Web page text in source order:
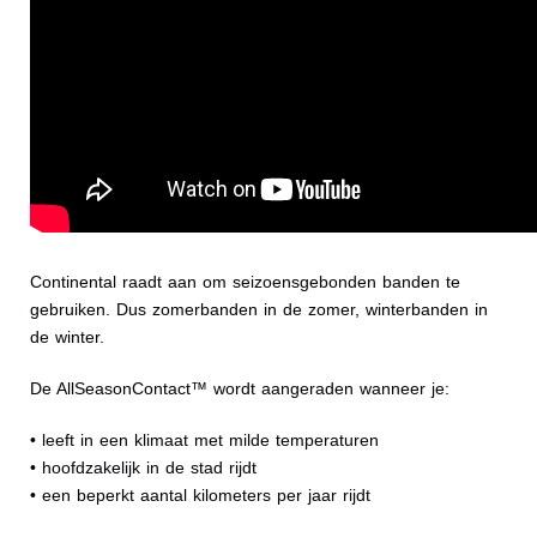
Continental raadt aan om seizoensgebonden banden te
gebruiken. Dus zomerbanden in de zomer, winterbanden in
de winter.
De AllSeasonContact™ wordt aangeraden wanneer je:
• leeft in een klimaat met milde temperaturen
• hoofdzakelijk in de stad rijdt
• een beperkt aantal kilometers per jaar rijdt